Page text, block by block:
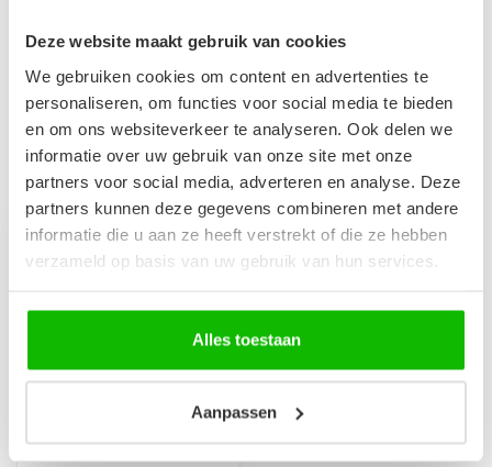
Deze website maakt gebruik van cookies
We gebruiken cookies om content en advertenties te
personaliseren, om functies voor social media te bieden
en om ons websiteverkeer te analyseren. Ook delen we
informatie over uw gebruik van onze site met onze
partners voor social media, adverteren en analyse. Deze
partners kunnen deze gegevens combineren met andere
informatie die u aan ze heeft verstrekt of die ze hebben
verzameld op basis van uw gebruik van hun services.
Alles toestaan
Aanpassen
Specificaties
Recent bekeken
-11%